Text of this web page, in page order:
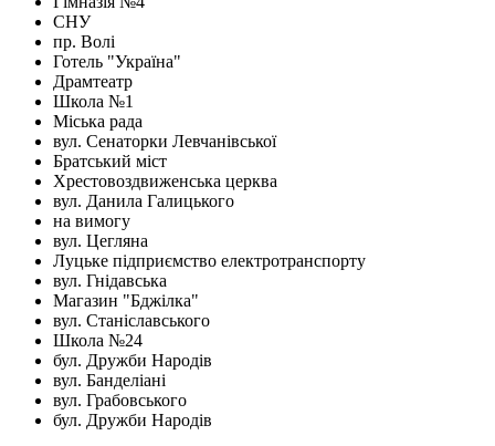
СНУ
пр. Волі
Готель "Україна"
Драмтеатр
Школа №1
Міська рада
вул. Сенаторки Левчанівської
Братський міст
Хрестовоздвиженська церква
вул. Данила Галицького
на вимогу
вул. Цегляна
Луцьке підприємство електротранспорту
вул. Гнідавська
Магазин "Бджілка"
вул. Станіславського
Школа №24
бул. Дружби Народів
вул. Банделіані
вул. Грабовського
бул. Дружби Народів